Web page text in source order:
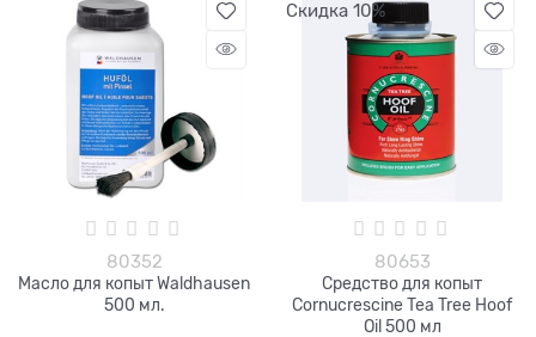
80352
Масло для копыт Waldhausen
500 мл.
Скидка 10%
80653
Средство для копыт
Cornucrescine Tea Tree Hoof
Oil 500 мл